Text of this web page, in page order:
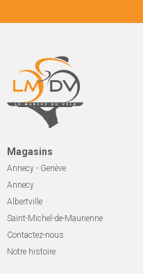
Magasins
Annecy - Genève
Annecy
Albertville
Saint-Michel-de-Maurienne
Contactez-nous
Notre histoire